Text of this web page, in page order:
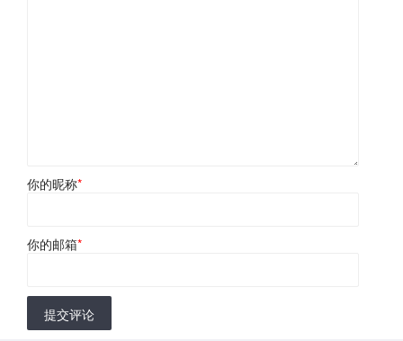
你的昵称*
你的邮箱*
提交评论